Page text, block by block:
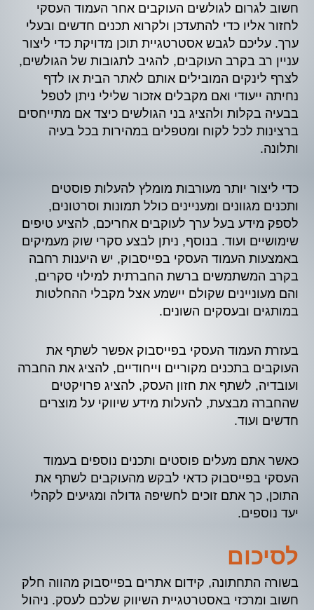
חשוב לגרום לגולשים העוקבים אחר העמוד העסקי
לחזור אליו כדי להתעדכן ולקרוא תכנים חדשים ובעלי
ערך. עליכם לגבש אסטרטגיית תוכן מדויקת כדי ליצור
עניין רב בקרב העוקבים, להגיב לתגובות של הגולשים,
לצרף לינקים המובילים אותם לאתר הבית או לדף
נחיתה ייעודי ואם מקבלים אזכור שלילי ניתן לטפל
בבעיה בקלות ולהציג בני הגולשים כיצד אם מתייחסים
ברצינות לכל לקוח ומטפלים במהירות בכל בעיה
ותלונה.
כדי ליצור יותר מעורבות מומלץ להעלות פוסטים
ותכנים מגוונים ומעניינים כולל תמונות וסרטונים,
לספק מידע בעל ערך לעוקבים אחריכם, להציע טיפים
שימושיים ועוד. בנוסף, ניתן לבצע סקרי שוק מעמיקים
באמצעות העמוד העסקי בפייסבוק, יש היענות רחבה
בקרב המשתמשים ברשת החברתית למילוי סקרים,
והם מעוניינים שקולם יישמע אצל מקבלי ההחלטות
במותגים ובעסקים השונים.
בעזרת העמוד העסקי בפייסבוק אפשר לשתף את
העוקבים בתכנים מקוריים וייחודיים, להציג את החברה
ועובדיה, לשתף את חזון העסק, להציג פרויקטים
שהחברה מבצעת, להעלות מידע שיווקי על מוצרים
חדשים ועוד.
כאשר אתם מעלים פוסטים ותכנים נוספים בעמוד
העסקי בפייסבוק כדאי לבקש מהעוקבים לשתף את
התוכן, כך אתם זוכים לחשיפה גדולה ומגיעים לקהלי
יעד נוספים.
לסיכום
בשורה התחתונה, קידום אתרים בפייסבוק מהווה חלק
חשוב ומרכזי באסטרטגיית השיווק שלכם לעסק. ניהול